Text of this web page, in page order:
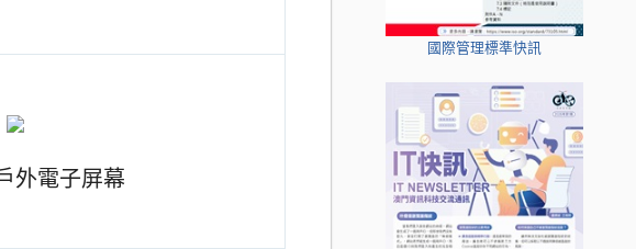
外電子屏幕
國際管理標準快訊